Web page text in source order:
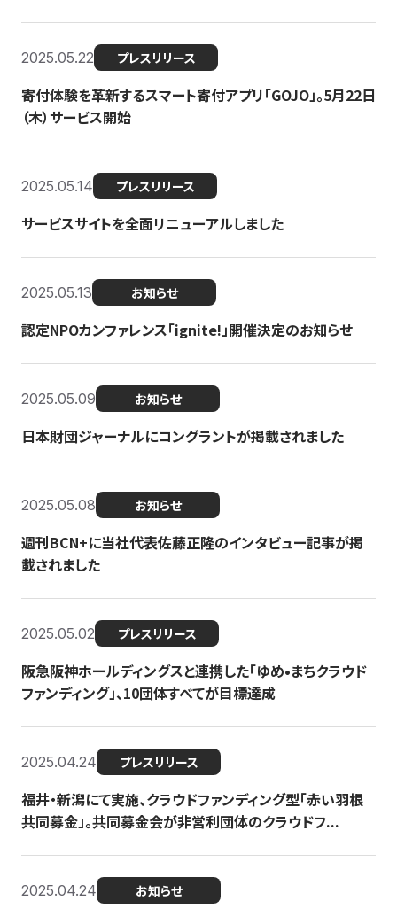
2025.05.22 プレスリリース
寄付体験を革新するスマート寄付アプリ「GOJO」。5月22日
（木）サービス開始
2025.05.14 プレスリリース
サービスサイトを全面リニューアルしました
2025.05.13 お知らせ
認定NPOカンファレンス「ignite!」開催決定のお知らせ
2025.05.09 お知らせ
日本財団ジャーナルにコングラントが掲載されました
2025.05.08 お知らせ
週刊BCN+に当社代表佐藤正隆のインタビュー記事が掲
載されました
2025.05.02 プレスリリース
阪急阪神ホールディングスと連携した「ゆめ•まちクラウド
ファンディング」、10団体すべてが目標達成
2025.04.24 プレスリリース
福井・新潟にて実施、クラウドファンディング型「赤い羽根
共同募金」。共同募金会が非営利団体のクラウドフ...
2025.04.24 お知らせ